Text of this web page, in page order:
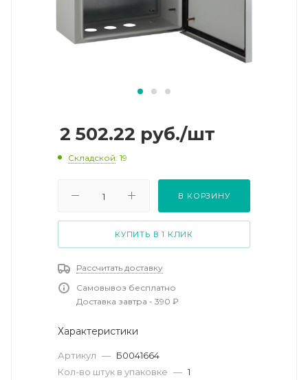
2 502.22 руб./шт
Складской: 19
В КОРЗИНУ
КУПИТЬ В 1 КЛИК
Рассчитать доставку
Самовывоз бесплатно
Доставка завтра - 390 ₽
Характеристики
Артикул — Б0041664
Кол-во штук в упаковке — 1